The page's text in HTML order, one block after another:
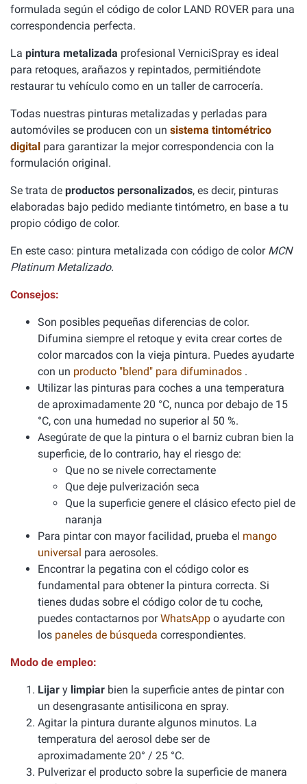
formulada según el código de color LAND ROVER para una
correspondencia perfecta.
La pintura metalizada profesional VerniciSpray es ideal
para retoques, arañazos y repintados, permitiéndote
restaurar tu vehículo como en un taller de carrocería.
Todas nuestras pinturas metalizadas y perladas para
automóviles se producen con un sistema tintométrico
digital para garantizar la mejor correspondencia con la
formulación original.
Se trata de productos personalizados, es decir, pinturas
elaboradas bajo pedido mediante tintómetro, en base a tu
propio código de color.
En este caso: pintura metalizada con código de color MCN
Platinum Metalizado.
Consejos:
Son posibles pequeñas diferencias de color.
Difumina siempre el retoque y evita crear cortes de
color marcados con la vieja pintura. Puedes ayudarte
con un producto "blend" para difuminados .
Utilizar las pinturas para coches a una temperatura
de aproximadamente 20 °C, nunca por debajo de 15
°C, con una humedad no superior al 50 %.
Asegúrate de que la pintura o el barniz cubran bien la
superficie, de lo contrario, hay el riesgo de:
Que no se nivele correctamente
Que deje pulverización seca
Que la superficie genere el clásico efecto piel de
naranja
Para pintar con mayor facilidad, prueba el mango
universal para aerosoles.
Encontrar la pegatina con el código color es
fundamental para obtener la pintura correcta. Si
tienes dudas sobre el código color de tu coche,
puedes contactarnos porWhatsApp o ayudarte con
los paneles de búsqueda correspondientes.
Modo de empleo:
Lijar y limpiar bien la superficie antes de pintar con
un desengrasante antisilicona en spray.
Agitar la pintura durante algunos minutos. La
temperatura del aerosol debe ser de
aproximadamente 20° / 25 °C.
Pulverizar el producto sobre la superficie de manera